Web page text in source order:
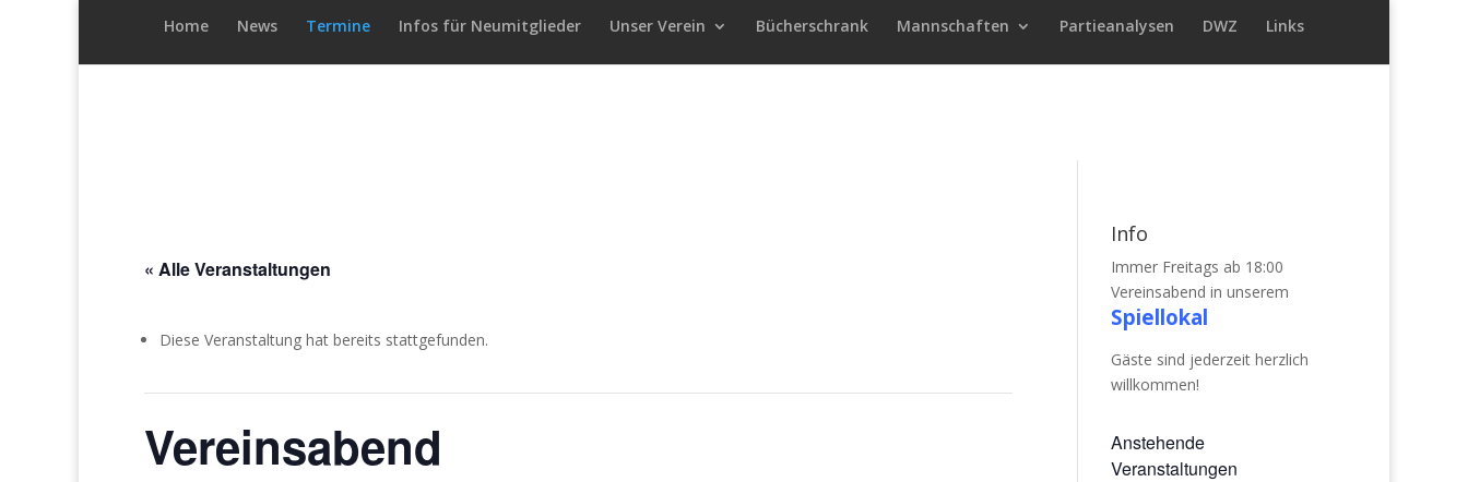
Home News Termine Infos für Neumitglieder Unser Verein Bücherschrank Mannschaften Partieanalysen DWZ Links
« Alle Veranstaltungen
Diese Veranstaltung hat bereits stattgefunden.
Vereinsabend
Info
Immer Freitags ab 18:00
Vereinsabend in unserem
Spiellokal
Gäste sind jederzeit herzlich
willkommen!
Anstehende
Veranstaltungen